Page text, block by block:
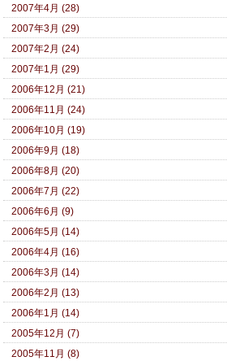
2007年4月 (28)
2007年3月 (29)
2007年2月 (24)
2007年1月 (29)
2006年12月 (21)
2006年11月 (24)
2006年10月 (19)
2006年9月 (18)
2006年8月 (20)
2006年7月 (22)
2006年6月 (9)
2006年5月 (14)
2006年4月 (16)
2006年3月 (14)
2006年2月 (13)
2006年1月 (14)
2005年12月 (7)
2005年11月 (8)